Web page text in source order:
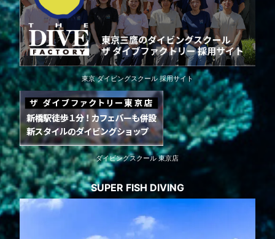
東京 ダイビングスクール 採用サイト
ダイビングスクール 東京店
SUPER FISH DIVING